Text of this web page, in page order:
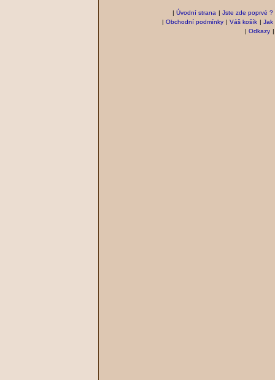
| Úvodní strana | Jste zde poprvé ?
| Obchodní podmínky | Váš košík | Jak
| Odkazy